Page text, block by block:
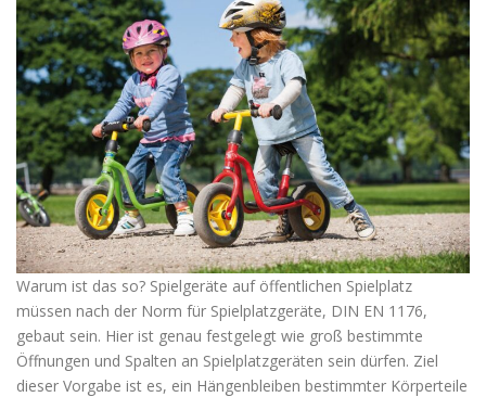
Warum ist das so? Spielgeräte auf öffentlichen Spielplatz
müssen nach der Norm für Spielplatzgeräte, DIN EN 1176,
gebaut sein. Hier ist genau festgelegt wie groß bestimmte
Öffnungen und Spalten an Spielplatzgeräten sein dürfen. Ziel
dieser Vorgabe ist es, ein Hängenbleiben bestimmter Körperteile